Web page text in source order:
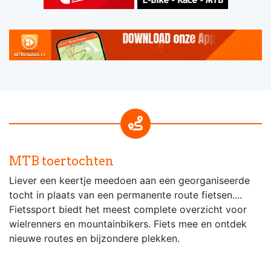
MTB toertochten
Liever een keertje meedoen aan een georganiseerde
tocht in plaats van een permanente route fietsen....
Fietssport biedt het meest complete overzicht voor
wielrenners en mountainbikers. Fiets mee en ontdek
nieuwe routes en bijzondere plekken.